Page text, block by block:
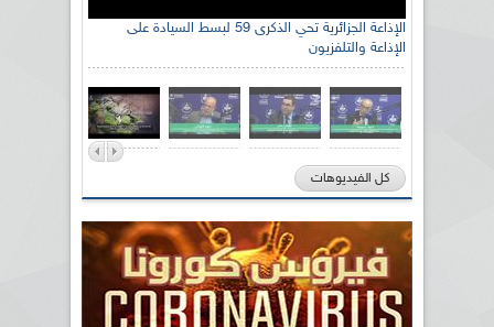
الإذاعة الجزائرية تحي الذكرى 59 لبسط السيادة على
الإذاعة والتلفزيون
كل الفيديوهات